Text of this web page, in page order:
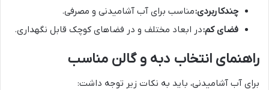
چندکاربردی:مناسب برای آب آشامیدنی و مصرفی.
فضای کم:در ابعاد مختلف و در فضاهای کوچک قابل نگهداری.
راهنمای انتخاب دبه و گالن مناسب
برای آب آشامیدنی، باید به نکات زیر توجه داشت: